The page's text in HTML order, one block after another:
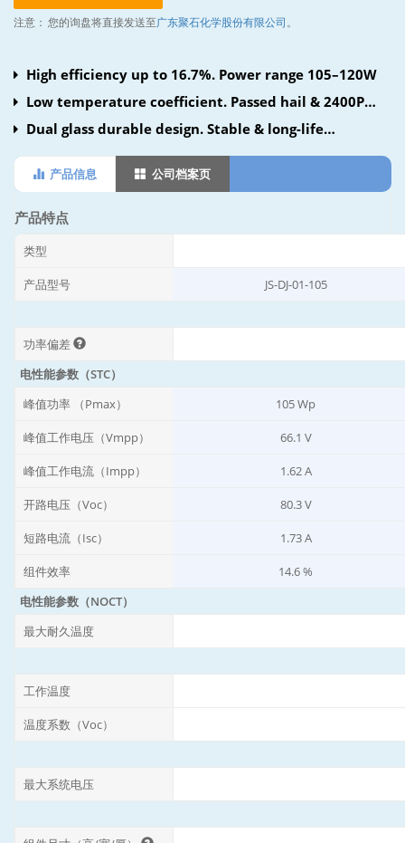
注意： 您的询盘将直接发送至广东聚石化学股份有限公司 。
High efficiency up to 16.7%. Power range 105–120W
Low temperature coefficient. Passed hail & 2400Pa
loadDual glass durable design. Stable & long-life
performance
产品信息 公司档案页
产品特点
类型
产品型号 JS-DJ-01-105
功率偏差
电性能参数（STC）
峰值功率 （Pmax）
105 Wp
峰值工作电压（Vmpp） 66.1 V
峰值工作电流（Impp） 1.62 A
开路电压（Voc） 80.3 V
短路电流（Isc） 1.73 A
组件效率
14.6 %
电性能参数（NOCT）
最大耐久温度
工作温度
温度系数（Voc）
最大系统电压